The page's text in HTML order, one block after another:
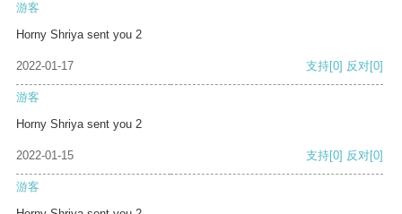
游客
Horny Shriya sent you 2
2022-01-17 支持[0] 反对[0]
游客
Horny Shriya sent you 2
2022-01-15 支持[0] 反对[0]
游客